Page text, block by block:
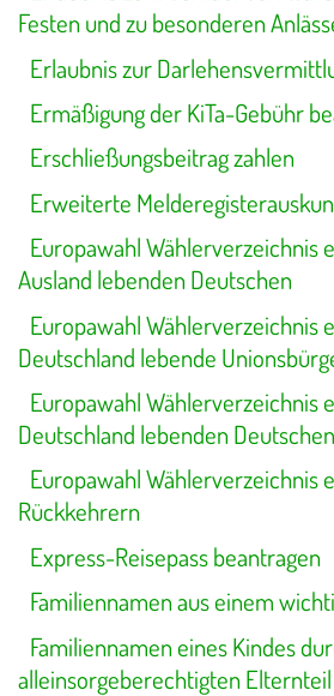
Festen und zu besonderen
Erlaubnis zur
Ermäßigung der KiTa-Gebühr
Erschließungsbeitrag zahlen
Erweiterte
Europawahl Wählerverzeichnis
Ausland lebenden Deutschen
Europawahl Wählerverzeichnis
Deutschland lebende
Europawahl Wählerverzeichnis
Deutschland lebenden Deutschen
Europawahl Wählerverzeichnis
Rückkehrern
Express-Reisepass beantragen
Familiennamen aus einem
Familiennamen eines Kindes
alleinsorgeberechtigten